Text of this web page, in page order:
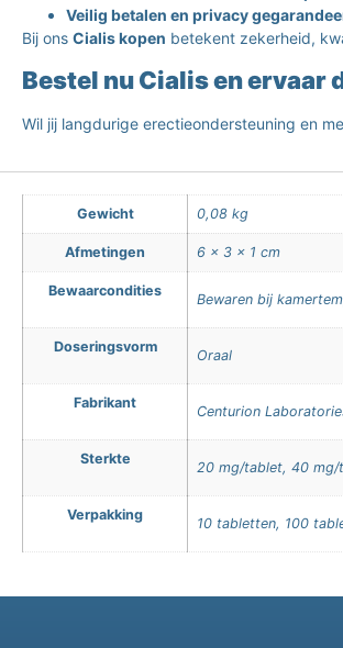
Veilig betalen en privacy
Bij ons Cialis kopen betekent zekerheid,
Bestel nu Cialis en ervaar
Wil jij langdurige erectieondersteuning en
Gewicht 0,08 kg
Afmetingen 6 × 3 × 1 cm
Bewaarcondities
Bewaren bij
Doseringsvorm
Oraal
Fabrikant
Centurion
Sterkte
20 mg/tablet, 40
Verpakking
10 tabletten, 100